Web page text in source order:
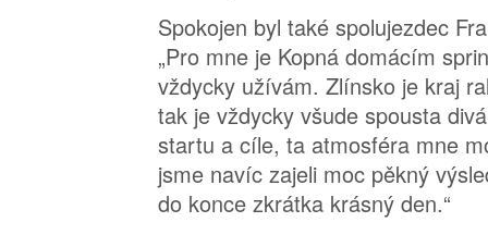
Spokojen byl také spolujezdec
„Pro mne je Kopná domácím
vždycky užívám. Zlínsko je kraj
tak je vždycky všude spousta
startu a cíle, ta atmosféra mne
jsme navíc zajeli moc pěkný
do konce zkrátka krásný den.“